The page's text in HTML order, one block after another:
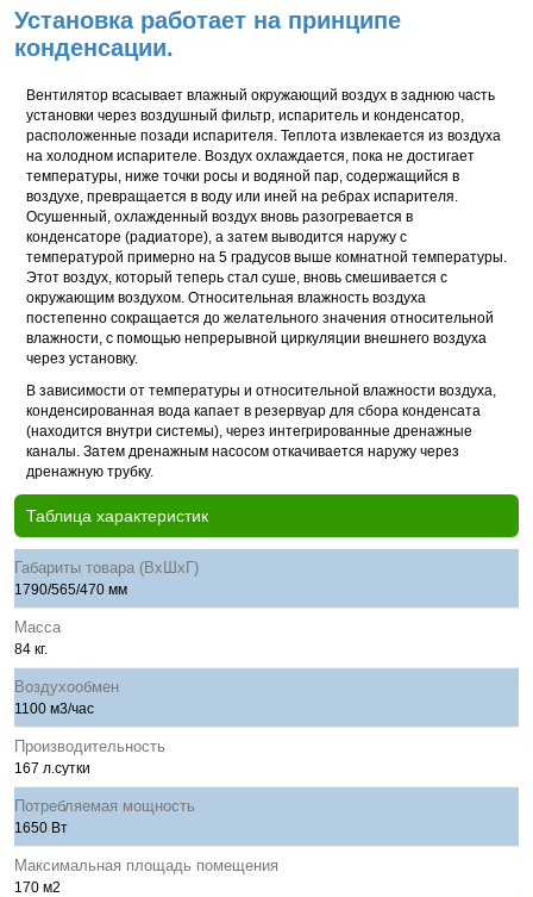
Установка работает на принципе
конденсации.
Вентилятор всасывает влажный окружающий воздух в заднюю часть
установки через воздушный фильтр, испаритель и конденсатор,
расположенные позади испарителя. Теплота извлекается из воздуха
на холодном испарителе. Воздух охлаждается, пока не достигает
температуры, ниже точки росы и водяной пар, содержащийся в
воздухе, превращается в воду или иней на ребрах испарителя.
Осушенный, охлажденный воздух вновь разогревается в
конденсаторе (радиаторе), а затем выводится наружу с
температурой примерно на 5 градусов выше комнатной температуры.
Этот воздух, который теперь стал суше, вновь смешивается с
окружающим воздухом. Относительная влажность воздуха
постепенно сокращается до желательного значения относительной
влажности, с помощью непрерывной циркуляции внешнего воздуха
через установку.
В зависимости от температуры и относительной влажности воздуха,
конденсированная вода капает в резервуар для сбора конденсата
(находится внутри системы), через интегрированные дренажные
каналы. Затем дренажным насосом откачивается наружу через
дренажную трубку.
Таблица характеристик
Габариты товара (ВхШхГ)
1790/565/470 мм
Масса
84 кг.
Воздухообмен
1100 м3/час
Производительность
167 л.сутки
Потребляемая мощность
1650 Вт
Максимальная площадь помещения
170 м2